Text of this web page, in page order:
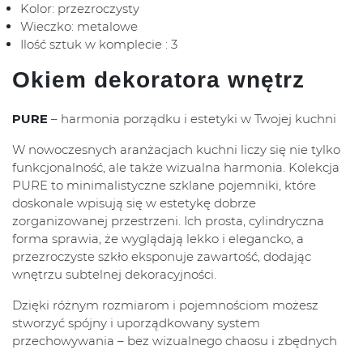
Kolor: przezroczysty
Wieczko: metalowe
Ilość sztuk w komplecie : 3
Okiem dekoratora wnętrz
PURE – harmonia porządku i estetyki w Twojej kuchni
W nowoczesnych aranżacjach kuchni liczy się nie tylko
funkcjonalność, ale także wizualna harmonia. Kolekcja
PURE to minimalistyczne szklane pojemniki, które
doskonale wpisują się w estetykę dobrze
zorganizowanej przestrzeni. Ich prosta, cylindryczna
forma sprawia, że wyglądają lekko i elegancko, a
przezroczyste szkło eksponuje zawartość, dodając
wnętrzu subtelnej dekoracyjności.
Dzięki różnym rozmiarom i pojemnościom możesz
stworzyć spójny i uporządkowany system
przechowywania – bez wizualnego chaosu i zbędnych